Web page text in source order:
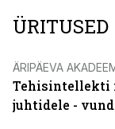
ÜRITUSED
ÄRIPÄEVA
Tehisintellekti
juhtidele -